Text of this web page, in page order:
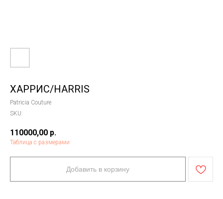
ХАРРИС/HARRIS
Patricia Couture
SKU:
110000,00 р.
Таблица с размерами
Добавить в корзину